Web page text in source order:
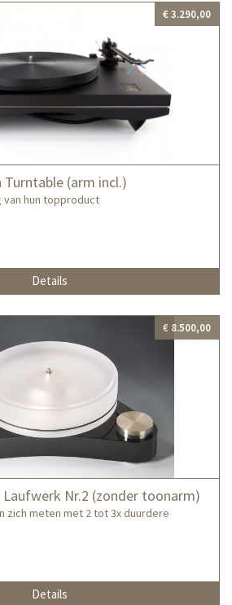
(arm incl.)
hun topproduct
€ 3.290,00
Details
Laufwerk Nr.2 (zonder toonarm)
zich meten met 2 tot 3x duurdere
€ 8.500,00
Details